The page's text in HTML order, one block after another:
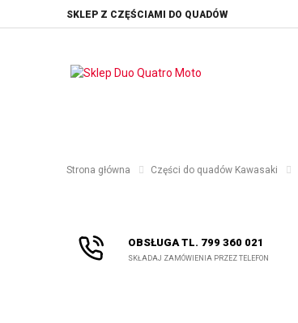
SKLEP Z CZĘŚCIAMI DO QUADÓW
Strona główna Części do quadów Kawasaki
OBSŁUGA TL. 799 360 021
SKŁADAJ ZAMÓWIENIA PRZEZ TELEFON